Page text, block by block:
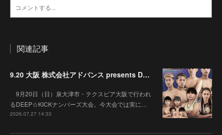
関連記事
9.20 大阪 株式会社アドバンス presents DEEP☆KICK 79･80 7月の準決勝を勝ち抜いた6名による-53kg･-65kg･QUEEN-46kgと3つの王座決定戦の開催が決定！
9月20日（日）泉大津市・テクスピア大阪で行われ
るDEEP☆KICKナンバーズ大会。今大会では実に…
2026.07.27 14:33